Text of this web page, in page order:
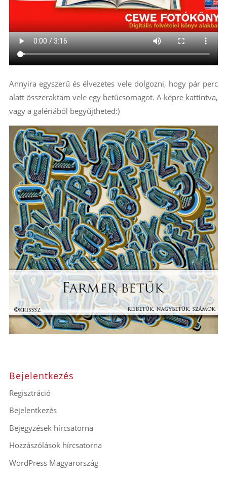
Annyira egyszerű és élvezetes vele dolgozni, hogy pár perc
alatt összeraktam vele egy betűcsomagot. A képre kattintva,
vagy a galériából begyűjtheted:)
Bejelentkezés
Regisztráció
Bejelentkezés
Bejegyzések hírcsatorna
Hozzászólások hírcsatorna
WordPress Magyarország